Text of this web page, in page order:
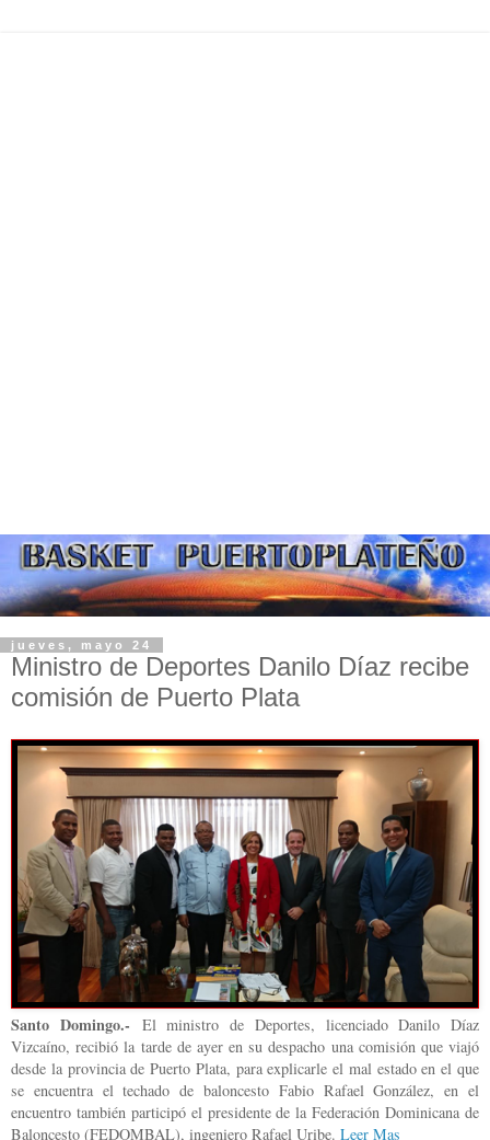
jueves, mayo 24
Ministro de Deportes Danilo Díaz recibe
comisión de Puerto Plata
Santo Domingo.- El ministro de Deportes, licenciado Danilo Díaz
Vizcaíno, recibió la tarde de ayer en su despacho una comisión que viajó
desde la provincia de Puerto Plata, para explicarle el mal estado en el que
se encuentra el techado de baloncesto Fabio Rafael González, en el
encuentro también participó el presidente de la Federación Dominicana de
Baloncesto (FEDOMBAL), ingeniero Rafael Uribe. Leer Mas